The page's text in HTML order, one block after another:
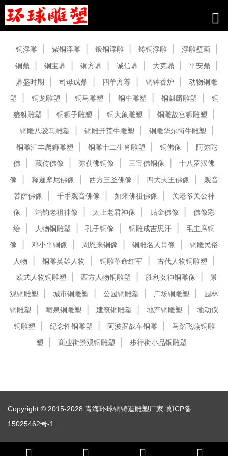
铜浮雕 紫铜浮雕 锻铜浮雕 铸铜浮雕
浮雕壁画
铜鼎
铜宝鼎 铜方鼎 诚信鼎 大克鼎
平安鼎
鼎盛时期
司母戊鼎 四羊方尊 铜钟香炉
动物铜雕
塑
铜龙雕塑 铜马雕塑 铜牛雕塑 铜麒麟雕塑
铜
貔貅雕塑
铜狮子雕塑 铜大象雕塑
铜雕故宫狮雕塑
铜雕八骏马雕塑
铜雕开荒牛雕塑
铜雕华尔街牛雕塑
铜雕汇丰爬狮雕塑
铜雕十二生肖雕塑 铜佛像
阿弥陀
佛
藏传佛像 弥勒佛铜像 三宝佛铜像
十八罗汉佛
像
释迦摩尼佛像 西方三圣佛像 四大天王佛像
观音
菩萨佛像
千手观音佛像 如来佛祖佛像
关老爷关公神
像
鸿钧老祖神像 太上老君神像 贴金佛像
佛像彩
绘
人物铜雕塑 孔子铜像 铜雕成吉思汗
毛主席铜
像
邓小平铜像 周恩来铜像 铜雕名人肖像
铜雕民俗
人物
铜雕英雄人物 铜雕革命红军
古代人物铜雕塑
欧式人物铜雕塑
西方人物铜雕塑 胜利女神铜雕像
景
观铜雕塑
城市铜雕塑 公园铜雕塑 广场铜雕塑
园林
铜雕塑
喷泉铜雕塑 建筑铜雕塑 地产铜雕塑
地动仪
铜雕塑
纪念性铜雕塑 阿波罗战车铜雕
马踏飞燕铜雕
塑
商业街景观铜雕塑 步行街小品铜雕塑
Copyright © 2015-2028 青海环球铜铸造雕塑厂家 冀ICP备
15025462号-1